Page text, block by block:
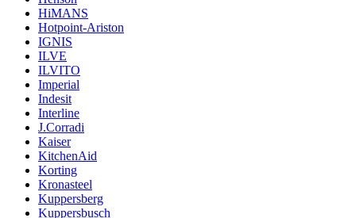
HiMANS
Hotpoint-Ariston
IGNIS
ILVE
ILVITO
Imperial
Indesit
Interline
J.Corradi
Kaiser
KitchenAid
Korting
Kronasteel
Kuppersberg
Kuppersbusch